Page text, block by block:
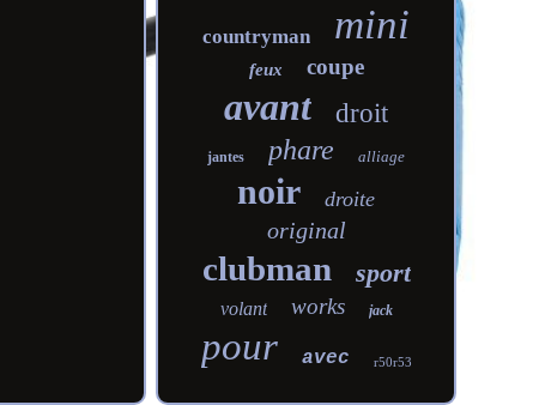
countryman mini
feux coupe
avant droit
jantes phare alliage
noir droite
original
clubman sport
volant works jack
pour avec r50r53